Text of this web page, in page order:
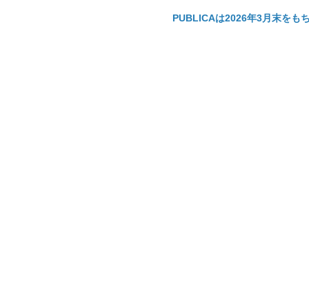
PUBLICAは2026年3月末をも